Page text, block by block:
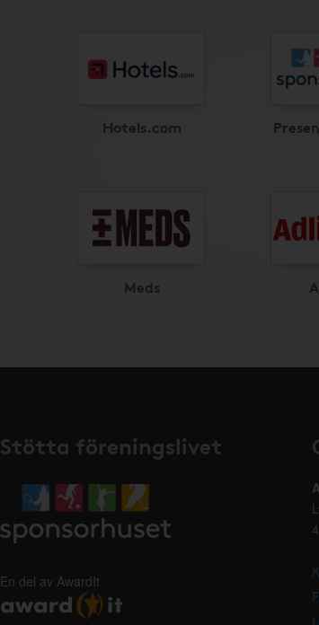
Hotels.com
Meds
Stötta föreningslivet
En del av AwardIt